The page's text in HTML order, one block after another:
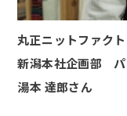
丸正ニットファク
新潟本社企画部
湯本 達郎さん